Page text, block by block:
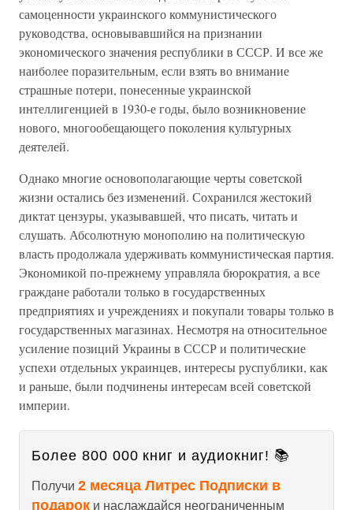
самоценности украинского коммунистического
руководства, основывавшийся на признании
экономического значения республики в СССР. И все же
наиболее поразительным, если взять во внимание
страшные потери, понесенные украинской
интеллигенцией в 1930-е годы, было возникновение
нового, многообещающего поколения культурных
деятелей.
Однако многие основополагающие черты советской
жизни остались без изменений. Сохранился жестокий
диктат цензуры, указывавшей, что писать, читать и
слушать. Абсолютную монополию на политическую
власть продолжала удерживать коммунистическая партия.
Экономикой по-прежнему управляла бюрократия, а все
граждане работали только в государственных
предприятиях и учреждениях и покупали товары только в
государственных магазинах. Несмотря на относительное
усиление позиций Украины в СССР и политические
успехи отдельных украинцев, интересы руспублики, как
и раньше, были подчинены интересам всей советской
империи.
Более 800 000 книг и аудиокниг! 📚
Получи 2 месяца Литрес Подписки в
подарок и наслаждайся неограниченным